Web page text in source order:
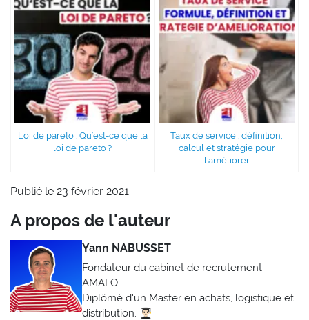
Loi de pareto : Qu’est-ce que la
loi de pareto ?
Taux de service : définition,
calcul et stratégie pour
l’améliorer
Publié le 23 février 2021
A propos de l'auteur
Yann NABUSSET
Fondateur du cabinet de recrutement
AMALO
Diplômé d'un Master en achats, logistique et
distribution. 👨🏻‍🎓